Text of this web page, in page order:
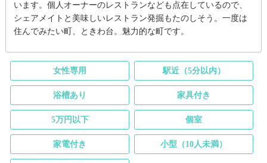
います。個人オーナーのレストランなども点在しているので、
シェアメイトと美味しいレストラン発掘もたのしそう。一度は
住んでみたい町、ときわ台。魅力的な町です。
女性専用 駅近（5分以内）
浴槽あり 家具付き
5万円以下 個室
家電付き 小型（10人未満）